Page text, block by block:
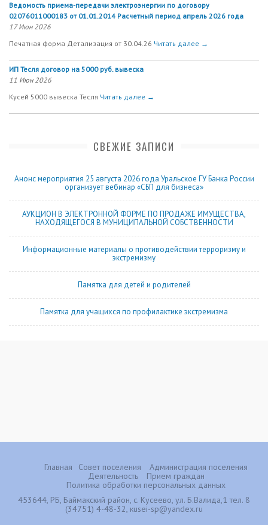
Ведомость приема-передачи электроэнергии по договору
02076011000183 от 01.01.2014 Расчетный период апрель 2026 года
17 Июн 2026
Печатная форма Детализация от 30.04.26 Читать далее →
ИП Тесля договор на 5000 руб. вывеска
11 Июн 2026
Кусей 5000 вывеска Тесля Читать далее →
СВЕЖИЕ ЗАПИСИ
Анонс мероприятия 25 августа 2026 года Уральское ГУ Банка России
организует вебинар «СБП для бизнеса»
АУКЦИОН В ЭЛЕКТРОННОЙ ФОРМЕ ПО ПРОДАЖЕ ИМУЩЕСТВА,
НАХОДЯЩЕГОСЯ В МУНИЦИПАЛЬНОЙ СОБСТВЕННОСТИ
Информационные материалы о противодействии терроризму и
экстремизму
Памятка для детей и родителей
Памятка для учащихся по профилактике экстремизма
Главная Совет поселения
Администрация поселения
Деятельность
Прием граждан
Политика обработки персональных данных
453644, РБ, Баймакский район, с. Кусеево, ул. Б.Валида,1 тел. 8
(34751) 4-48-32, кusei-sp@yandex.ru